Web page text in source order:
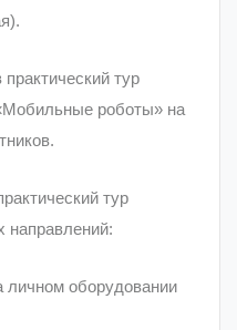
тур
роботы» на
тур
направлений:
оборудовании